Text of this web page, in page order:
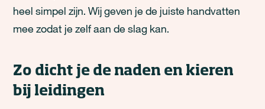
heel simpel zijn. Wij geven je de juiste handvatten
mee zodat je zelf aan de slag kan.
Zo dicht je de naden en kieren
bij leidingen